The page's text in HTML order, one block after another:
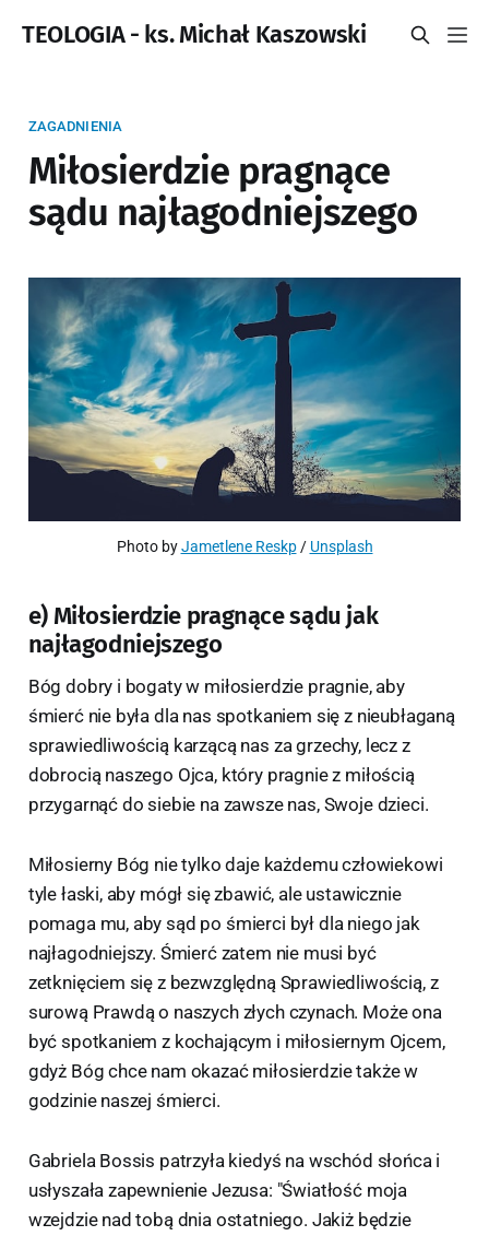
TEOLOGIA - ks. Michał Kaszowski
ZAGADNIENIA
Miłosierdzie pragnące
sądu najłagodniejszego
Photo by Jametlene Reskp / Unsplash
e) Miłosierdzie pragnące sądu jak
najłagodniejszego
Bóg dobry i bogaty w miłosierdzie pragnie, aby
śmierć nie była dla nas spotkaniem się z nieubłaganą
sprawiedliwością karzącą nas za grzechy, lecz z
dobrocią naszego Ojca, który pragnie z miłością
przygarnąć do siebie na zawsze nas, Swoje dzieci.
Miłosierny Bóg nie tylko daje każdemu człowiekowi
tyle łaski, aby mógł się zbawić, ale ustawicznie
pomaga mu, aby sąd po śmierci był dla niego jak
najłagodniejszy. Śmierć zatem nie musi być
zetknięciem się z bezwzględną Sprawiedliwością, z
surową Prawdą o naszych złych czynach. Może ona
być spotkaniem z kochającym i miłosiernym Ojcem,
gdyż Bóg chce nam okazać miłosierdzie także w
godzinie naszej śmierci.
Gabriela Bossis patrzyła kiedyś na wschód słońca i
usłyszała zapewnienie Jezusa: "Światłość moja
wzejdzie nad tobą dnia ostatniego. Jakiż będzie